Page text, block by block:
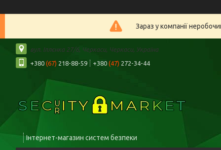
Зараз у компанії
вул. Іллєнка 27/6, Черкаси, Черкаси, Україна
+380 (67) 218-88-59 +380 (47) 272-34-44
Інтернет-магазин систем безпеки